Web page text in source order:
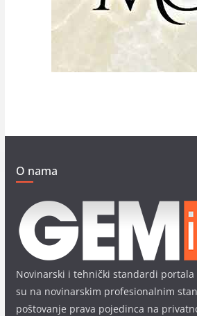
O nama
Novinarski i tehnički standardi
su na novinarskim profesionalnim
poštovanje prava pojedinca na